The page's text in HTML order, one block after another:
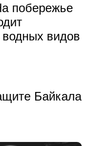
побережье
видов
Байкала